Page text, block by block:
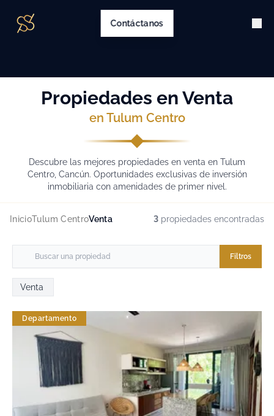
Contáctanos
Propiedades en Venta
en Tulum Centro
Descubre las mejores propiedades en venta en Tulum
Centro, Cancún. Oportunidades exclusivas de inversión
inmobiliaria con amenidades de primer nivel.
InicioTulum CentroVenta 3 propiedades encontradas
Filtros
Venta
Departamento